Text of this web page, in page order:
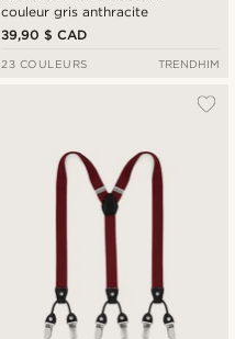
couleur gris anthracite
39,90 $ CAD
23 COULEURS TRENDHIM